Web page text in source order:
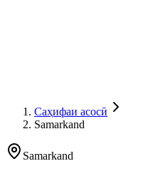
Саҳифаи асосӣ
Samarkand
Samarkand